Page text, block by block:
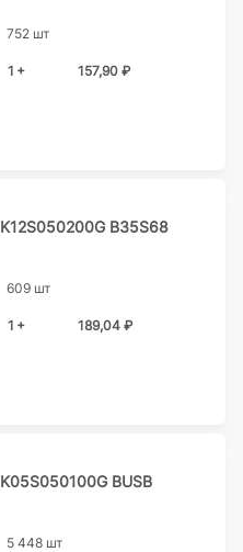
752 шт
1 + 157,90 ₽
B35S68
609 шт
1 + 189,04 ₽
BUSB
5 448 шт